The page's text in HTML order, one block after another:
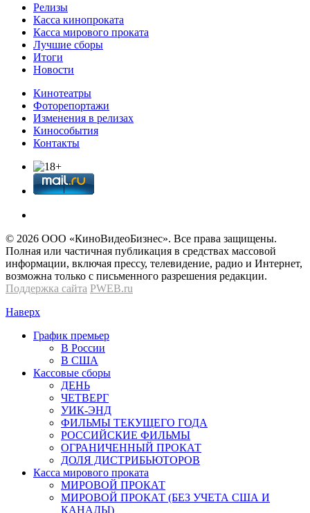
Релизы
Касса кинопроката
Касса мирового проката
Лучшие сборы
Итоги
Новости
Кинотеатры
Фоторепортажи
Изменения в релизах
Кинособытия
Контакты
© 2026 OOО «КиноВидеоБизнес». Все права защищены.
Полная или частичная публикация в средствах массовой
информации, включая прессу, телевидение, радио и Интернет,
возможна только с письменного разрешения редакции.
Поддержка сайта PWEB.ru
Наверх
График премьер
В России
В США
Кассовые сборы
ДЕНЬ
ЧЕТВЕРГ
УИК-ЭНД
ФИЛЬМЫ ТЕКУЩЕГО ГОДА
РОССИЙСКИЕ ФИЛЬМЫ
ОГРАНИЧЕННЫЙ ПРОКАТ
ДОЛЯ ДИСТРИБЬЮТОРОВ
Касса мирового проката
МИРОВОЙ ПРОКАТ
МИРОВОЙ ПРОКАТ (БЕЗ УЧЕТА США И
КАНАДЫ)